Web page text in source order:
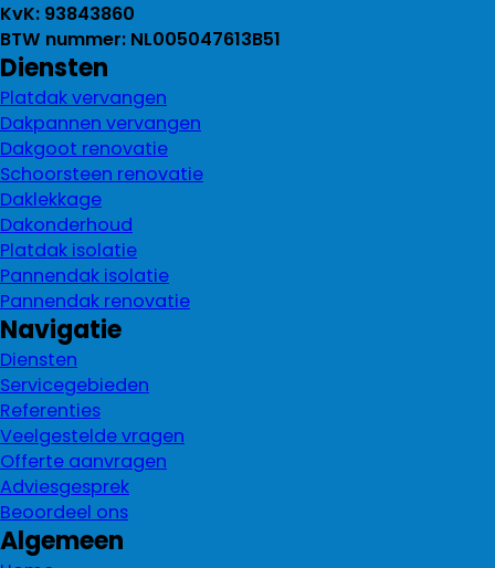
KvK: 93843860
BTW nummer: NL005047613B51
Diensten
Platdak vervangen
Dakpannen vervangen
Dakgoot renovatie
Schoorsteen renovatie
Daklekkage
Dakonderhoud
Platdak isolatie
Pannendak isolatie
Pannendak renovatie
Navigatie
Diensten
Servicegebieden
Referenties
Veelgestelde vragen
Offerte aanvragen
Adviesgesprek
Beoordeel ons
Algemeen